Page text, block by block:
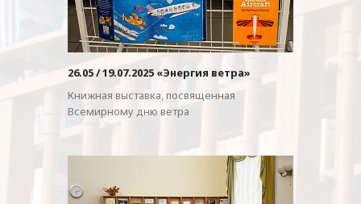
26.05 / 19.07.2025 «Энергия ветра»
Книжная выставка, посвященная
Всемирному дню ветра